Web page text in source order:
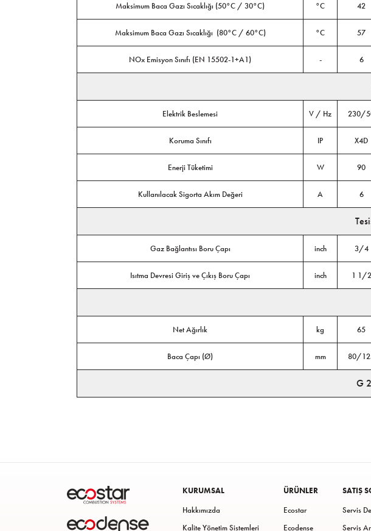
Maksimum Baca Gazı Sıcaklığı (50°C / 30°C) °C 42
Maksimum Baca Gazı Sıcaklığı (80°C / 60°C) °C 57
NOx Emisyon Sınıfı (EN 15502-1+A1) - 6
Elektrik Beslemesi V / Hz 230/
Koruma Sınıfı IP X4D
Enerji Tüketimi W 90
Kullanılacak Sigorta Akım Değeri A 6
Gaz Bağlantısı Boru Çapı inch 3/4
Isıtma Devresi Giriş ve Çıkış Boru Çapı inch 1 1/2
Net Ağırlık kg 65
Baca Çapı (Ø) mm 80/
G
KURUMSAL
Hakkımızda
Kalite Yönetim Sistemleri
ÜRÜNLER
Ecostar
Ecodense
SATIŞ
Servis
Servis